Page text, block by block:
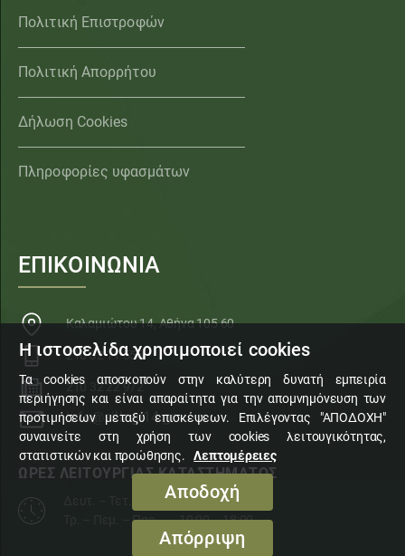
Πολιτική Επιστροφών
Πολιτική Απορρήτου
Δήλωση Cookies
Πληροφορίες υφασμάτων
ΕΠΙΚΟΙΝΩΝΙΑ
Καλαμιώτου 14, Αθήνα 105 60
210 32 11 553
210 32 22 972
info@sillogi14.gr
ΩΡΕΣ ΛΕΙΤΟΥΡΓΙΑΣ ΚΑΤΑΣΤΗΜΑΤΟΣ
Δευτ. – Τετ. – Σάβ.
10:00 – 15:00
Τρ. – Πεμ. – Παρ.
10:00 – 18:00
Η ιστοσελίδα χρησιμοποιεί cookies
Τα cookies αποσκοπούν στην καλύτερη δυνατή εμπειρία
περιήγησης και είναι απαραίτητα για την απομνημόνευση των
προτιμήσεων μεταξύ επισκέψεων. Επιλέγοντας "ΑΠΟΔΟΧΗ"
συναινείτε στη χρήση των cookies λειτουγικότητας,
στατιστικών και προώθησης.
Λεπτομέρειες
Αποδοχή
Απόρριψη